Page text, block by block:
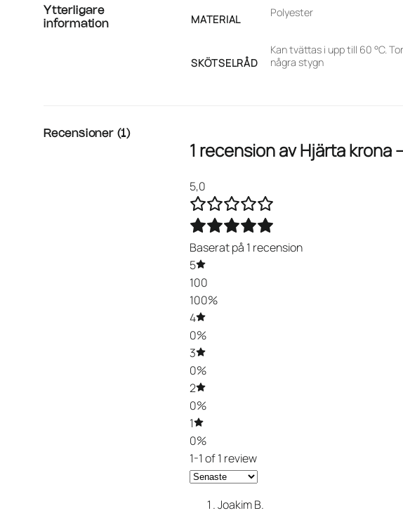
Ytterligare
information
MATERIAL
Polyester
SKÖTSELRÅD
Kan tvättas i upp till 60 °C.
några stygn
Recensioner (1)
1 recension avHjärta krona
5,0
Baserat på 1 recension
5
100
100%
4
0%
3
0%
2
0%
1
0%
1-1 of 1 review
Joakim B.